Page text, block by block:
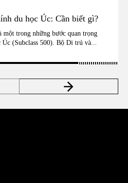
du học Úc: Cần biết gì?
một trong những bước quan trọng
(Subclass 500). Bộ Di trú và...